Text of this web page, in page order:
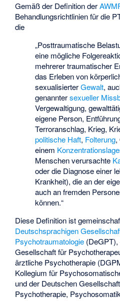
Gemäß der Definition der
Behandlungsrichtlinien für die
die
„Posttraumatische
eine mögliche
mehrerer traumatischer
das Erleben von
sexualisierterGewalt,
genanntersexueller
Vergewaltigung,
eigene Person,
Terroranschlag, Krieg,
politische Haft, Folterung,
einem
Menschen verursachte
oder die Diagnose einer
Krankheit), die an der
auch an fremden
können.“
Diese Definition ist
Deutschsprachigen
Psychotraumatologie
Gesellschaft für
ärztliche Psychotherapie
Kollegium für
und der Deutschen
Psychotherapie,